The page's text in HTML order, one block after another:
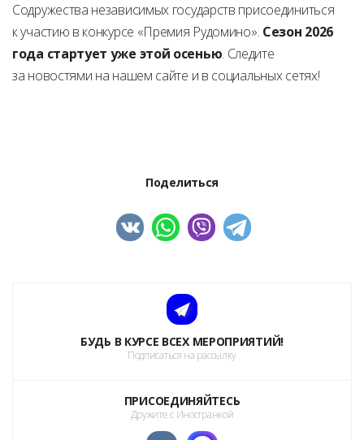
Содружества независимых государств присоединиться
к участию в конкурсе «Премия Рудомино». Сезон 2026
года стартует уже этой осенью. Следите
за новостями на нашем сайте и в социальных сетях!
Поделиться
БУДЬ В КУРСЕ ВСЕХ МЕРОПРИЯТИЙ!
Подписаться на рассылку
ПРИСОЕДИНЯЙТЕСЬ
Дружите с Иностранкой